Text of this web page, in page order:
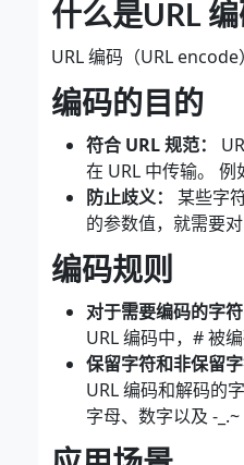
什么是URL
URL 编码（URL
编码的目的
符合 URL 规范：
在 URL 中传输。 例
防止歧义：
某些字
的参数值，就需要
编码规则
对于需要编码的字
URL 编码中，# 被编
保留字符和非保留字
URL 编码和解码的
字母、数字以及 -